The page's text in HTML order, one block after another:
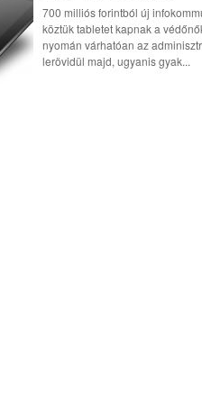
700 milliós forintból új
köztük tabletet kapnak a
nyomán várhatóan az
lerövidül majd, ugyanis gyak...